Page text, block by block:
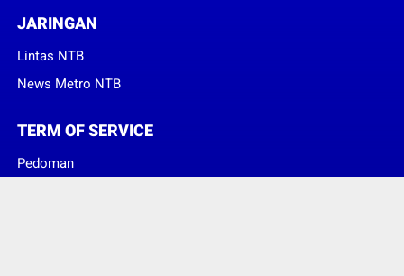
JARINGAN
Lintas NTB
News Metro NTB
TERM OF SERVICE
Pedoman